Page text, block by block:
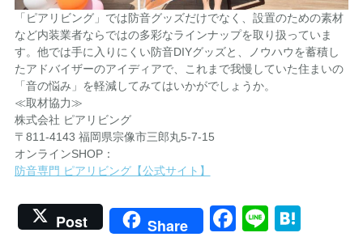
「ピアリビング」では防音グッズだけでなく、設置のための素材
など内装業者ならではの多彩なラインナップを取り扱っていま
す。他では手に入りにくい防音DIYグッズと、ノウハウを蓄積し
たアドバイザーのアイディアで、これまで我慢していた住まいの
「音の悩み」を軽減してみてはいかがでしょうか。
≪取材協力≫
株式会社 ピアリビング
〒811-4143 福岡県宗像市三郎丸5-7-15
オンラインSHOP：
防音専門 ピアリビング【公式サイト】
Post Share Facebook
Line